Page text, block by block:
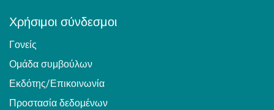
Χρήσιμοι σύνδεσμοι
Γονείς
Ομάδα συμβούλων
Εκδότης/Επικοινωνία
Προστασία δεδομένων